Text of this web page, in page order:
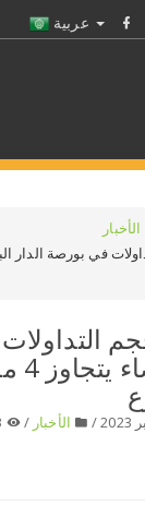
الأخبار
الأخبار /